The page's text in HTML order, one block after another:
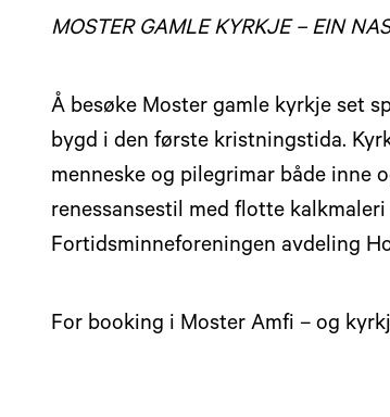
MOSTER GAMLE KYRKJE – EIN
Å besøke Moster gamle kyrkje set
bygd i den første kristningstida.
menneske og pilegrimar både inne
renessansestil med flotte
Fortidsminneforeningen avdeling
For booking i Moster Amfi – og